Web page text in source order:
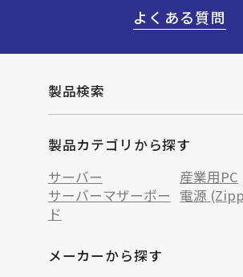
よくある質問
製品検索
製品カテゴリから探す
サーバー
産業用PC
サーバーマザーボー
ド
電源
メーカーから探す